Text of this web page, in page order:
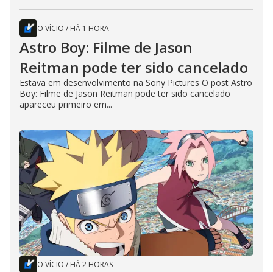
O VÍCIO / HÁ 1 HORA
Astro Boy: Filme de Jason
Reitman pode ter sido cancelado
Estava em desenvolvimento na Sony Pictures O post Astro
Boy: Filme de Jason Reitman pode ter sido cancelado
apareceu primeiro em...
O VÍCIO / HÁ 2 HORAS